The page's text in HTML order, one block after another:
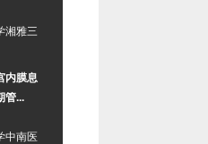
湘雅三
内膜息
管...
中南医